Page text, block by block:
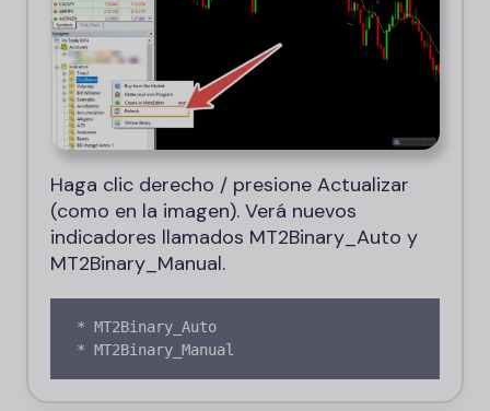
Haga clic derecho / presione Actualizar
(como en la imagen). Verá nuevos
indicadores llamados MT2Binary_Auto y
MT2Binary_Manual.
* MT2Binary_Auto
* MT2Binary_Manual